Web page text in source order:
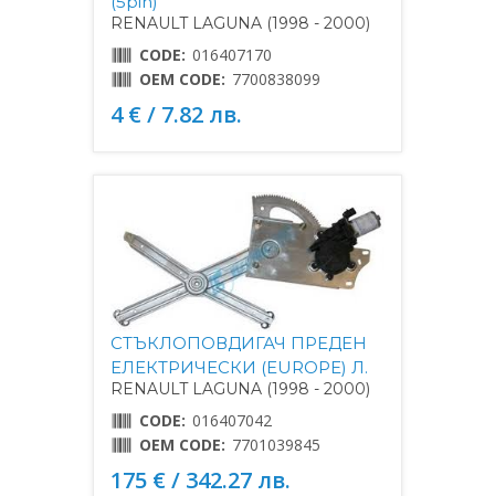
RENAULT LAGUNA (1998 - 2000)
CODE: 016407170
OEM CODE: 7700838099
4 € / 7.82 лв.
СТЪКЛОПОВДИГАЧ ПРЕДЕН
ЕЛЕКТРИЧЕСКИ (EUROPE) Л.
RENAULT LAGUNA (1998 - 2000)
CODE: 016407042
OEM CODE: 7701039845
175 € / 342.27 лв.